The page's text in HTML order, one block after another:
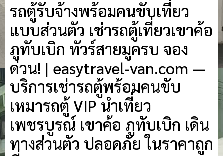
รถตู้รับจ้างพร้อมคนขับเที่ยว
แบบส่วนตัว เช่ารถตู้เที่ยวเขาค้อ
ภูทับเบิก ทัวร์สายมูครบ จอง
ด่วน! | easytravel-van.com —
บริการเช่ารถตู้พร้อมคนขับ
เหมารถตู้ VIP นำเที่ยว
เพชรบูรณ์ เขาค้อ ภูทับเบิก เดิน
ทางส่วนตัว ปลอดภัย ในราคาถูก